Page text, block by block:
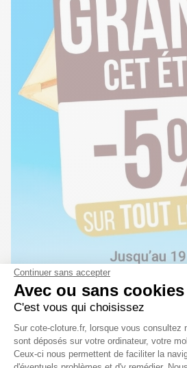
Plaque
Continuer sans accepter
Avec ou sans cookies
C'est vous qui choisissez
Plateforme de
Sur cote-cloture.fr, lorsque vous consultez
sont déposés sur votre ordinateur, votre
Ceux-ci nous permettent de faciliter la